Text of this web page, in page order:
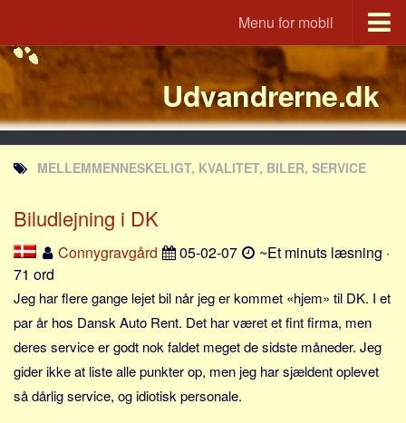
Menu for mobil
Portal
Udvandrerne.dk
Utvandrerne.no
Utvandrarna.se
Tyskland.dk
England.dk
Rusland.dk
JLKM.dk
Lande
Tyrkiet
Spanien
Udvandrerne.dk
MELLEMMENNESKELIGT, KVALITET, BILER, SERVICE
Biludlejning i DK
Connygravgård 05-02-07
~Et minuts læsning ·
71 ord
Jeg har flere gange lejet bil når jeg er kommet «hjem» til DK. I et
par år hos Dansk Auto Rent. Det har været et fint firma, men
deres service er godt nok faldet meget de sidste måneder. Jeg
gider ikke at liste alle punkter op, men jeg har sjældent oplevet
så dårlig service, og idiotisk personale.